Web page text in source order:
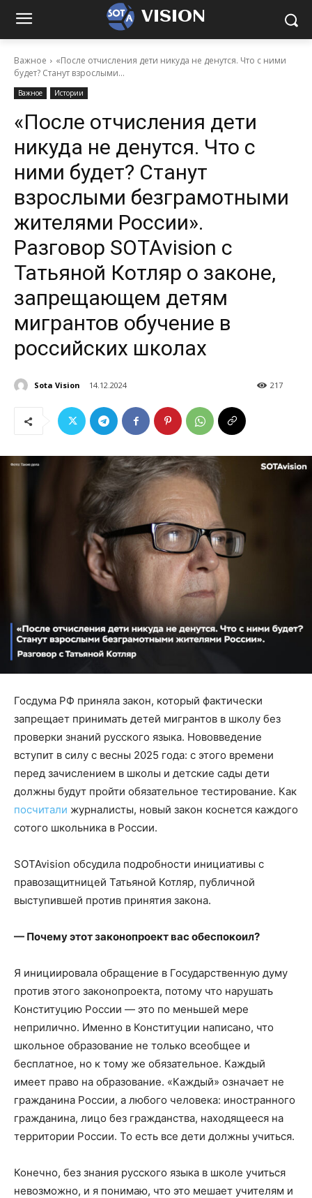
VISION
Важное
«После отчисления дети никуда не денутся. Что с ними
будет? Станут взрослыми...
Важное Истории
«После отчисления дети
никуда не денутся. Что с
ними будет? Станут
взрослыми безграмотными
жителями России».
Разговор SOTAvision с
Татьяной Котляр о законе,
запрещающем детям
мигрантов обучение в
российских школах
Sota Vision 14.12.2024 217
Госдума РФ приняла закон, который фактически
запрещает принимать детей мигрантов в школу без
проверки знаний русского языка. Нововведение
вступит в силу с весны 2025 года: с этого времени
перед зачислением в школы и детские сады дети
должны будут пройти обязательное тестирование. Как
посчитали журналисты, новый закон коснется каждого
сотого школьника в России.
SOTAvision обсудила подробности инициативы с
правозащитницей Татьяной Котляр, публичной
выступившей против принятия закона.
— Почему этот законопроект вас обеспокоил?
Я инициировала обращение в Государственную думу
против этого законопроекта, потому что нарушать
Конституцию России — это по меньшей мере
неприлично. Именно в Конституции написано, что
школьное образование не только всеобщее и
бесплатное, но к тому же обязательное. Каждый
имеет право на образование. «Каждый» означает не
гражданина России, а любого человека: иностранного
гражданина, лицо без гражданства, находящееся на
территории России. То есть все дети должны учиться.
Конечно, без знания русского языка в школе учиться
невозможно, и я понимаю, что это мешает учителям и